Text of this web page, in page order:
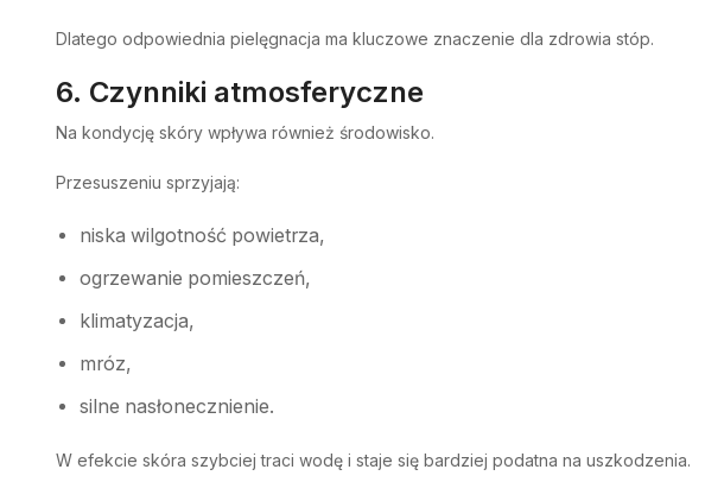
Dlatego odpowiednia pielęgnacja ma kluczowe znaczenie dla zdrowia stóp.
6. Czynniki atmosferyczne
Na kondycję skóry wpływa również środowisko.
Przesuszeniu sprzyjają:
niska wilgotność powietrza,
ogrzewanie pomieszczeń,
klimatyzacja,
mróz,
silne nasłonecznienie.
W efekcie skóra szybciej traci wodę i staje się bardziej podatna na uszkodzenia.